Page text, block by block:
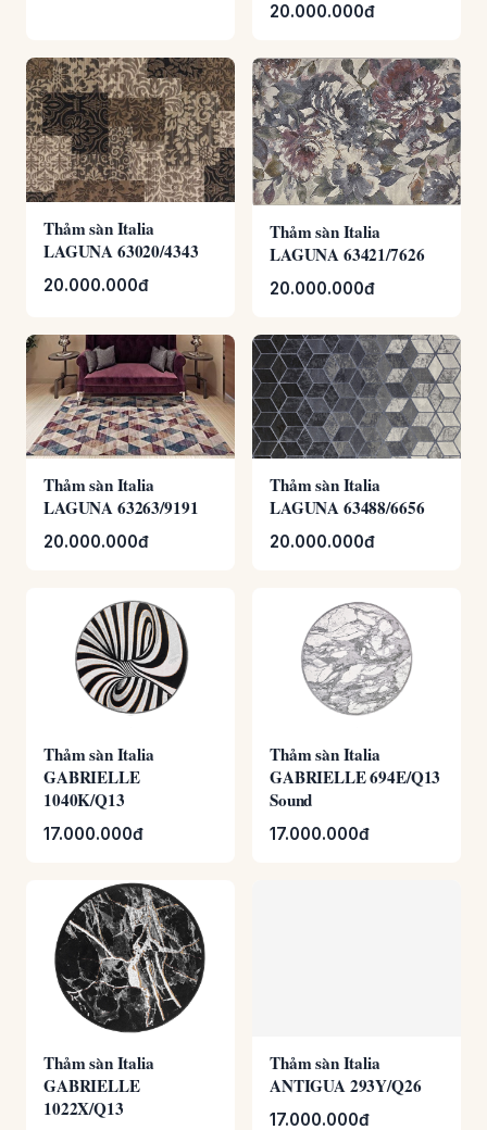
20.000.000đ
Thảm sàn Italia
LAGUNA 63020/4343
20.000.000đ
Thảm sàn Italia
LAGUNA 63421/7626
20.000.000đ
Thảm sàn Italia
LAGUNA 63263/9191
20.000.000đ
Thảm sàn Italia
LAGUNA 63488/6656
20.000.000đ
Thảm sàn Italia
GABRIELLE
1040K/Q13
17.000.000đ
Thảm sàn Italia
GABRIELLE 694E/Q13
Sound
17.000.000đ
Thảm sàn Italia
GABRIELLE
1022X/Q13
ANTIGUA 293Y/Q26